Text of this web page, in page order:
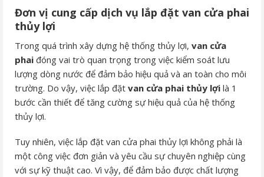
Đơn vị cung cấp dịch vụ lắp đặt van cửa phai
thủy lợi
Trong quá trình xây dựng hệ thống thủy lợi, van cửa
phai đóng vai trò quan trọng trong việc kiểm soát lưu
lượng dòng nước để đảm bảo hiệu quả và an toàn cho môi
trường. Do vậy, việc lắp đặt van cửa phai thủy lợi là 1
bước cần thiết để tăng cường sự hiệu quả của hệ thống
thủy lợi.
Tuy nhiên, việc lắp đặt van cửa phai thủy lợi không phải là
một công việc đơn giản và yêu cầu sự chuyên nghiệp cùng
với sự kỹ thuật cao. Vì vậy, để đảm bảo được chất lượng